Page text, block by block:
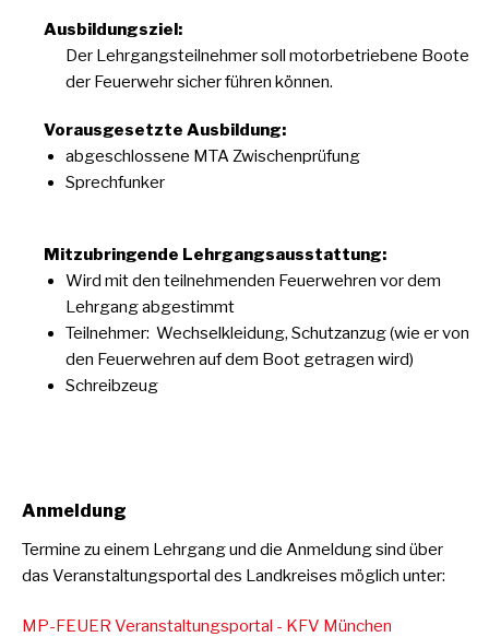
Ausbildungsziel:
Der Lehrgangsteilnehmer soll motorbetriebene Boote
der Feuerwehr sicher führen können.
Vorausgesetzte Ausbildung:
abgeschlossene MTA Zwischenprüfung
Sprechfunker
Mitzubringende Lehrgangsausstattung:
Wird mit den teilnehmenden Feuerwehren vor dem
Lehrgang abgestimmt
Teilnehmer: Wechselkleidung, Schutzanzug (wie er von
den Feuerwehren auf dem Boot getragen wird)
Schreibzeug
Anmeldung
Termine zu einem Lehrgang und die Anmeldung sind über
das Veranstaltungsportal des Landkreises möglich unter:
MP-FEUER Veranstaltungsportal - KFV München